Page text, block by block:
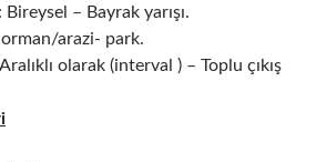
Bireysel – Bayrak yarışı.
orman/arazi- park.
olarak (interval ) – Toplu çıkış